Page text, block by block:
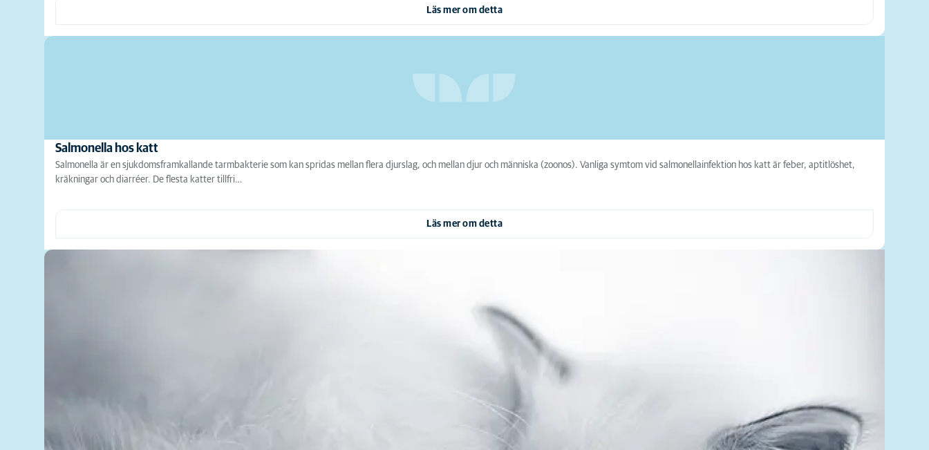
Läs mer om detta
Salmonella hos katt
Salmonella är en sjukdomsframkallande tarmbakterie som kan spridas mellan flera djurslag, och mellan djur och människa (zoonos). Vanliga symtom vid salmonellainfektion hos katt är feber, aptitlöshet,
kräkningar och diarréer. De flesta katter tillfri…
Läs mer om detta